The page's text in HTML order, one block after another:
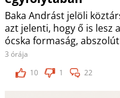
Baka Andrást jelöli
azt jelenti, hogy ő is lesz
ócska formaság,
3 órája
10
1 22